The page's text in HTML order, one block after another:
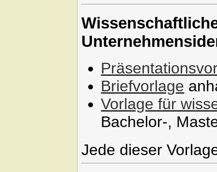
Briefvorlage
Vorlage für
Bachelor-,
Jede dieser